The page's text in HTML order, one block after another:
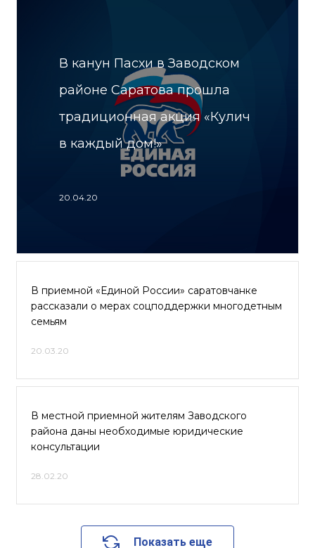
В канун Пасхи в Заводском
районе Саратова прошла
традиционная акция «Кулич
в каждый дом!»
20.04.20
В приемной «Единой России» саратовчанке
рассказали о мерах соцподдержки многодетным
семьям
20.03.20
В местной приемной жителям Заводского
района даны необходимые юридические
консультации
28.02.20
Показать еще